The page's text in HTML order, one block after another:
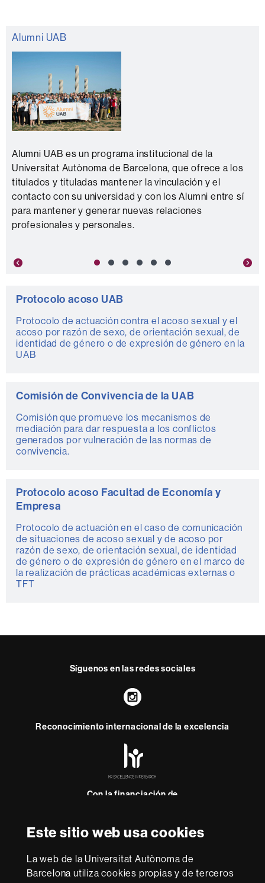
Este sitio web usa cookies
La web de la Universitat Autònoma de
Barcelona utiliza cookies propias y de terceros
Alumni UAB
Alumni UAB es un programa institucional de la
Universitat Autònoma de Barcelona, que ofrece a los
titulados y tituladas mantener la vinculación y el
contacto con su universidad y con los Alumni entre sí
para mantener y generar nuevas relaciones
profesionales y personales.
Protocolo acoso UAB
Protocolo de actuación contra el acoso sexual y el
acoso por razón de sexo, de orientación sexual, de
identidad de género o de expresión de género en la
UAB
Comisión de Convivencia de la UAB
Comisión que promueve los mecanismos de
mediación para dar respuesta a los conflictos
generados por vulneración de las normas de
convivencia.
Protocolo acoso Facultad de Economía y
Empresa
Protocolo de actuación en el caso de comunicación
de situaciones de acoso sexual y de acoso por
razón de sexo, de orientación sexual, de identidad
de género o de expresión de género en el marco de
la realización de prácticas académicas externas o
TFT
Síguenos en las redes sociales
Instagram
Reconocimiento internacional de la excelencia
-
Con la financiación de
esta
Aviso legal Protección de datos Sobre el